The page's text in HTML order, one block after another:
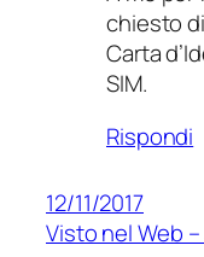
chiesto
Carta
SIM.
Rispondi
12/11/2017
Visto nel Web –